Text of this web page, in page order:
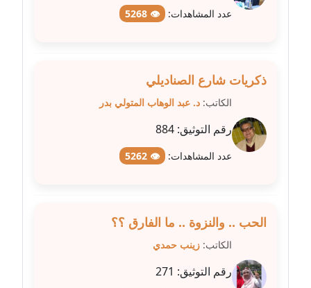
مدونة سحر أبو العلا
عاملة
مدونة سحر حسب الله
عاملة
مدونة سعيد زعلوك
عدد المشاهدات: 👁 5268
ذكريات شارع الصناديلي
الكاتب: د. عبد الوهاب المتولي بدر
رقم التوثيق: 884
عدد المشاهدات: 👁 5262
الحب .. والنزوة .. ما الفارق ؟؟
الكاتب: زينب حمدي
رقم التوثيق: 271